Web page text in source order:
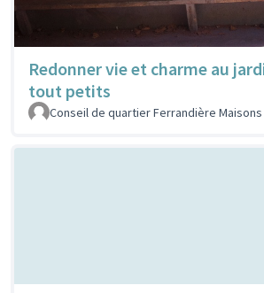
Redonner vie et charme au
tout petits
Conseil de quartier Ferrandière Maisons